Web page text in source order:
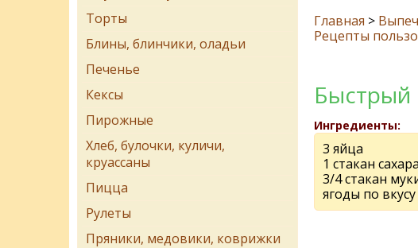
Главная >
Рецепты
Быстрый
Ингредиенты:
3 яйца
1 стакан сахара
3/4 стакан
ягоды по вкусу
Торты
Блины, блинчики, оладьи
Печенье
Кексы
Пирожные
Хлеб, булочки, куличи,
круассаны
Пицца
Рулеты
Пряники, медовики, коврижки